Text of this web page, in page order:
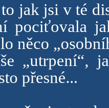
jak jsi v té
pociťovala
něco
„utrpení“,
přesné...